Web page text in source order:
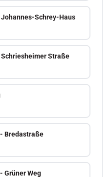
Schrey-Haus
Straße
Bredastraße
Grüner Weg